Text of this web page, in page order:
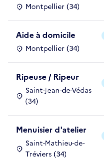
Montpellier (34)
Aide à domicile
Montpellier (34)
Ripeuse / Ripeur
Saint-Jean-de-Védas
(34)
Menuisier d'atelier
Saint-Mathieu-de-
Tréviers (34)